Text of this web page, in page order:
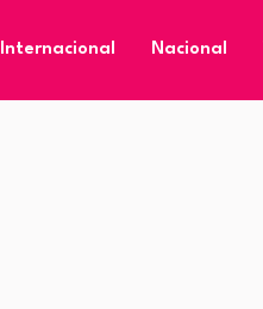
Internacional Nacional